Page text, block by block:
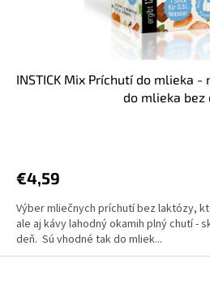
INSTICK Mix Príchutí do mlieka
do mlieka bez
€4,59
Výber mliečnych príchutí bez laktózy,
ale aj kávy lahodný okamih plný chutí -
deň. Sú vhodné tak do mliek...